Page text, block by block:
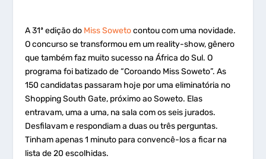
A 31ª edição do Miss Sowetocontou com uma novidade.
O concurso se transformou em um reality-show, gênero
que também faz muito sucesso na África do Sul. O
programa foi batizado de “Coroando Miss Soweto”. As
150 candidatas passaram hoje por uma eliminatória no
Shopping South Gate, próximo ao Soweto. Elas
entravam, uma a uma, na sala com os seis jurados.
Desfilavam e respondiam a duas ou três perguntas.
Tinham apenas 1 minuto para convencê-los a ficar na
lista de 20 escolhidas.